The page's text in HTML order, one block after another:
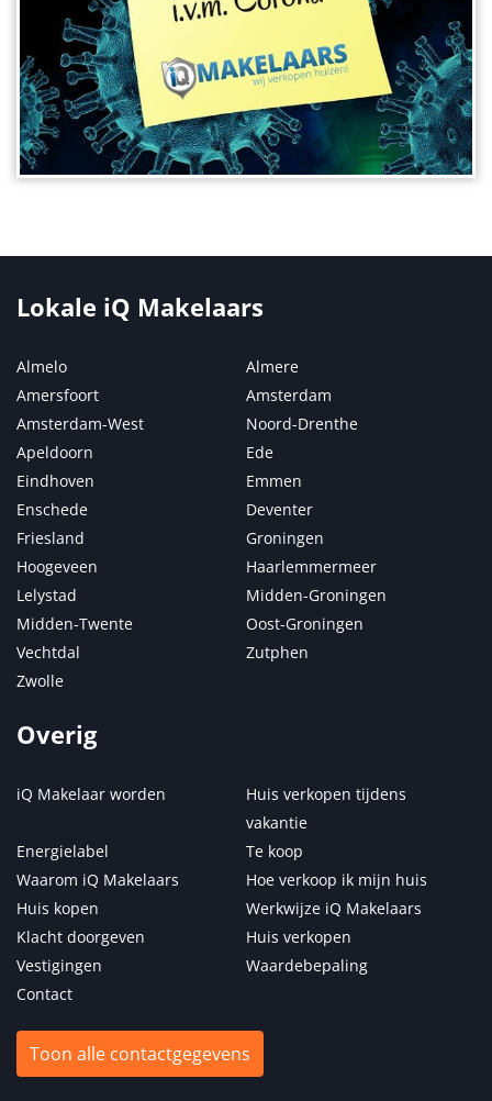
Lokale iQ Makelaars
Almelo
Almere
Amersfoort
Amsterdam
Amsterdam-West
Noord-Drenthe
Apeldoorn
Ede
Eindhoven
Emmen
Enschede
Deventer
Friesland
Groningen
Hoogeveen
Haarlemmermeer
Lelystad
Midden-Groningen
Midden-Twente
Oost-Groningen
Vechtdal
Zutphen
Zwolle
Overig
iQ Makelaar worden
Huis verkopen tijdens
vakantie
Energielabel
Te koop
Waarom iQ Makelaars
Hoe verkoop ik mijn huis
Huis kopen
Werkwijze iQ Makelaars
Klacht doorgeven
Huis verkopen
Vestigingen
Waardebepaling
Contact
Toon alle contactgegevens